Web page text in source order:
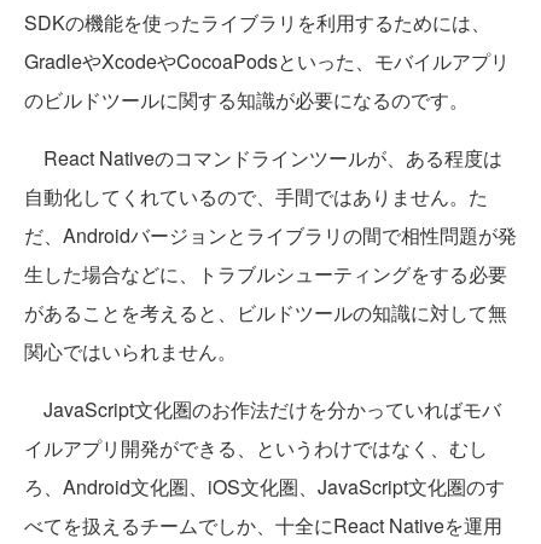
SDKの機能を使ったライブラリを利用するためには、
GradleやXcodeやCocoaPodsといった、モバイルアプリ
のビルドツールに関する知識が必要になるのです。
React Nativeのコマンドラインツールが、ある程度は
自動化してくれているので、手間ではありません。た
だ、Androidバージョンとライブラリの間で相性問題が発
生した場合などに、トラブルシューティングをする必要
があることを考えると、ビルドツールの知識に対して無
関心ではいられません。
JavaScript文化圏のお作法だけを分かっていればモバ
イルアプリ開発ができる、というわけではなく、むし
ろ、Android文化圏、iOS文化圏、JavaScript文化圏のす
べてを扱えるチームでしか、十全にReact Nativeを運用